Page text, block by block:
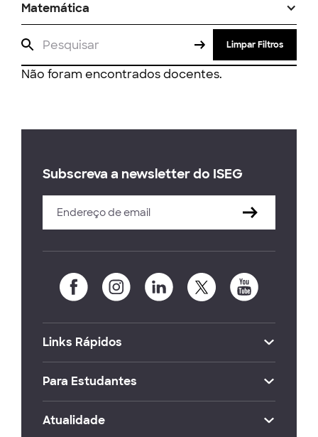
Matemática
Limpar Filtros
Não foram encontrados docentes.
Subscreva a newsletter do ISEG
Links Rápidos
Para Estudantes
Atualidade